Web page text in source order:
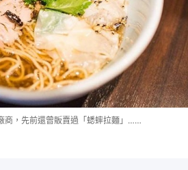
商，先前還曾販賣過「蟋蟀拉麵」……